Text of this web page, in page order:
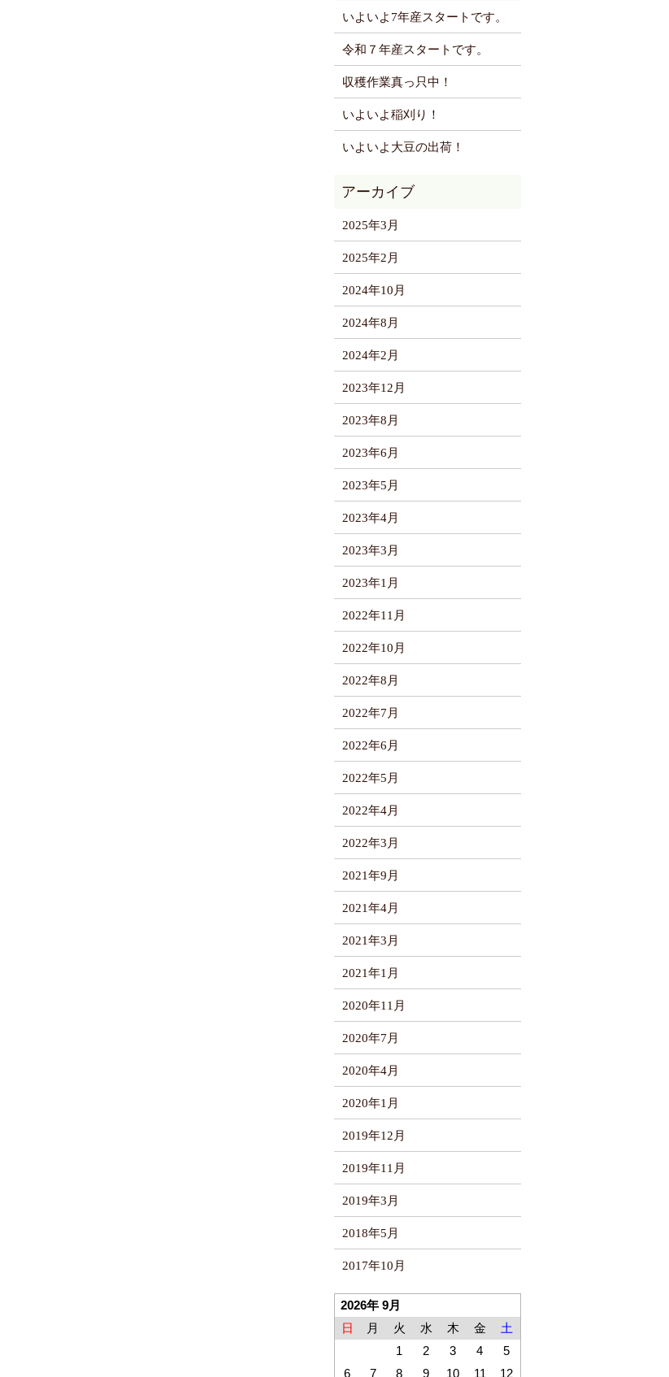
いよいよ7年産スタートです。
令和７年産スタートです。
収穫作業真っ只中！
いよいよ稲刈り！
いよいよ大豆の出荷！
2025年3月
2025年2月
2024年10月
2024年8月
2024年2月
2023年12月
2023年8月
2023年6月
2023年5月
2023年4月
2023年3月
2023年1月
2022年11月
2022年10月
2022年8月
2022年7月
2022年6月
2022年5月
2022年4月
2022年3月
2021年9月
2021年4月
2021年3月
2021年1月
2020年11月
2020年7月
2020年4月
2020年1月
2019年12月
2019年11月
2019年3月
2018年5月
2017年10月
2026年 9月
日
月 火 水 木 金
土
1
2 3 4
5
6
7 8 9 10 11 12